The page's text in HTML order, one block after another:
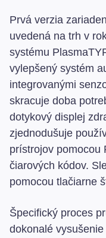
Prvá verzia
uvedená na trh v
systému
vylepšený systém
integrovanými
skracuje doba
dotykový displej
zjednodušuje
prístrojov pomocou
čiarových kódov.
pomocou tlačiarne
Špecifický proces
dokonalé